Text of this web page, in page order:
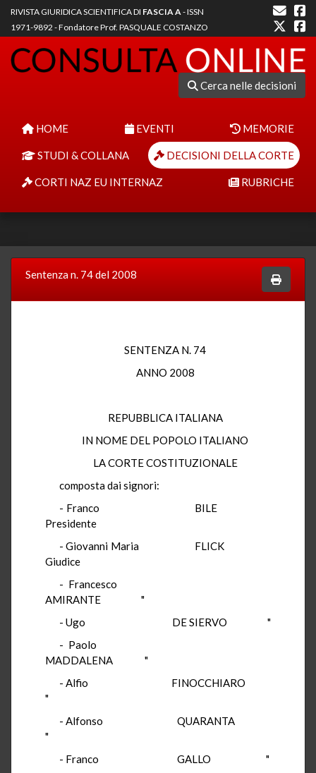
RIVISTA GIURIDICA SCIENTIFICA DI FASCIA A- ISSN
1971-9892 - Fondatore Prof. PASQUALE COSTANZO
Cerca nelle decisioni
HOME EVENTI MEMORIE
STUDI & COLLANA DECISIONI DELLA CORTE
CORTI NAZ EU INTERNAZ RUBRICHE
Sentenza n. 74 del 2008
SENTENZA N. 74
ANNO 2008
REPUBBLICA ITALIANA
IN NOME DEL POPOLO ITALIANO
LA CORTE COSTITUZIONALE
composta dai signori:
- Franco BILE
Presidente
- Giovanni Maria FLICK
Giudice
- Francesco
AMIRANTE "
- Ugo DE SIERVO "
- Paolo
MADDALENA "
- Alfio FINOCCHIARO
"
- Alfonso QUARANTA
"
- Franco GALLO "